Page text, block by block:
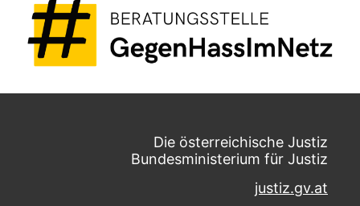
Die österreichische Justiz
Bundesministerium für Justiz
justiz.gv.at